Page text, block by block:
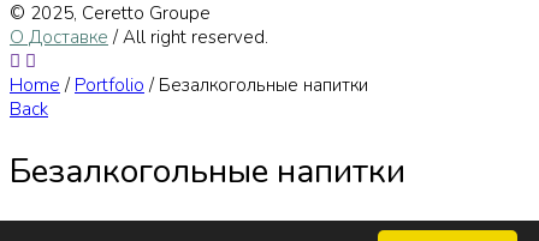
© 2025, Сeretto Groupe
О Доставке / All right reserved.
Home / Portfolio / Безалкогольные напитки
Back
Безалкогольные напитки